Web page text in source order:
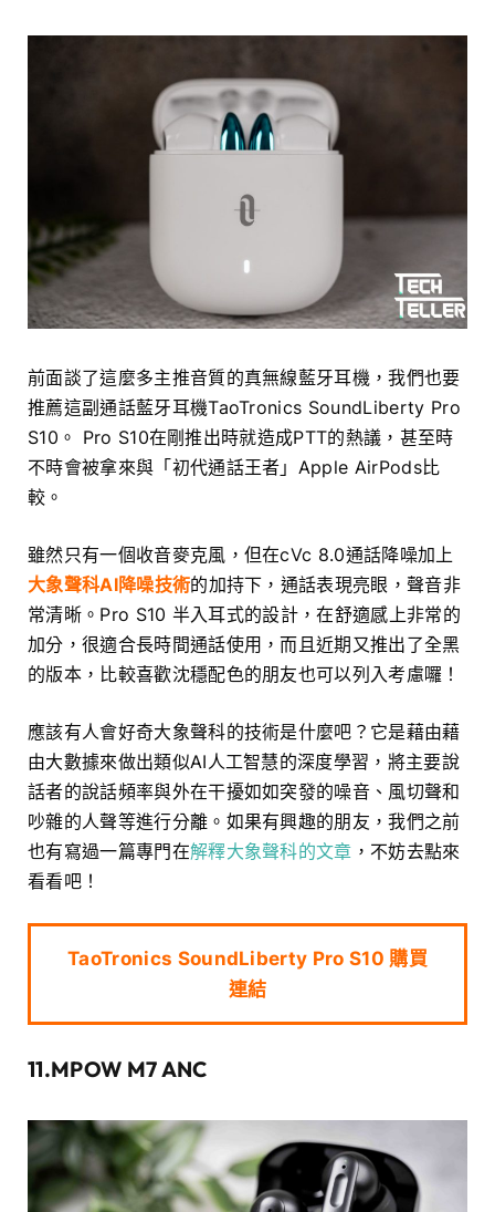
前面談了這麼多主推音質的真無線藍牙耳機，我們也要
推薦這副通話藍牙耳機TaoTronics SoundLiberty Pro
S10。 Pro S10在剛推出時就造成PTT的熱議，甚至時
不時會被拿來與「初代通話王者」Apple AirPods比
較。
雖然只有一個收音麥克風，但在cVc 8.0通話降噪加上
大象聲科AI降噪技術的加持下，通話表現亮眼，聲音非
常清晰。Pro S10 半入耳式的設計，在舒適感上非常的
加分，很適合長時間通話使用，而且近期又推出了全黑
的版本，比較喜歡沈穩配色的朋友也可以列入考慮囉！
應該有人會好奇大象聲科的技術是什麼吧？它是藉由藉
由大數據來做出類似AI人工智慧的深度學習，將主要說
話者的說話頻率與外在干擾如如突發的噪音、風切聲和
吵雜的人聲等進行分離。如果有興趣的朋友，我們之前
也有寫過一篇專門在解釋大象聲科的文章 ，不妨去點來
看看吧！
TaoTronics SoundLiberty Pro S10 購買
連結
11.MPOW M7 ANC